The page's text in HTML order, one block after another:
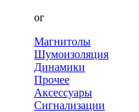
Каталог
Магнитолы
Шумоизоляция
Динамики
Прочее
Аксессуары
Сигнализации